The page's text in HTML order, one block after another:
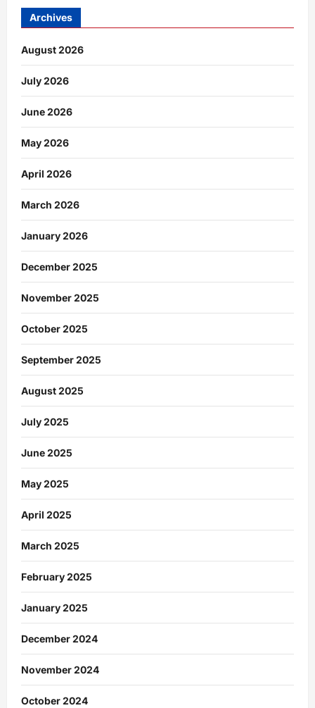
Archives
August 2026
July 2026
June 2026
May 2026
April 2026
March 2026
January 2026
December 2025
November 2025
October 2025
September 2025
August 2025
July 2025
June 2025
May 2025
April 2025
March 2025
February 2025
January 2025
December 2024
November 2024
October 2024